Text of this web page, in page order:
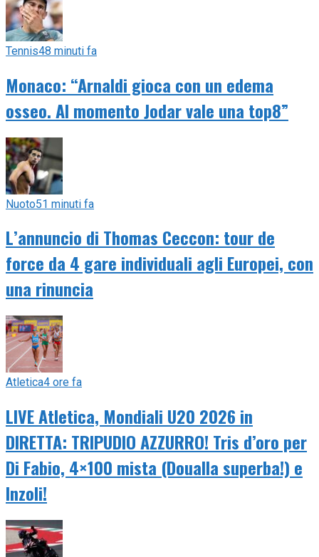
Tennis48 minuti fa
Monaco: “Arnaldi gioca con un edema
osseo. Al momento Jodar vale una top8”
Nuoto51 minuti fa
L’annuncio di Thomas Ceccon: tour de
force da 4 gare individuali agli Europei, con
una rinuncia
Atletica4 ore fa
LIVE Atletica, Mondiali U20 2026 in
DIRETTA: TRIPUDIO AZZURRO! Tris d’oro per
Di Fabio, 4×100 mista (Doualla superba!) e
Inzoli!